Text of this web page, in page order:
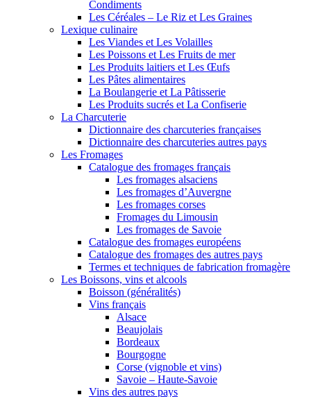
Condiments
Les Céréales – Le Riz et Les Graines
Lexique culinaire
Les Viandes et Les Volailles
Les Poissons et Les Fruits de mer
Les Produits laitiers et Les Œufs
Les Pâtes alimentaires
La Boulangerie et La Pâtisserie
Les Produits sucrés et La Confiserie
La Charcuterie
Dictionnaire des charcuteries françaises
Dictionnaire des charcuteries autres pays
Les Fromages
Catalogue des fromages français
Les fromages alsaciens
Les fromages d’Auvergne
Les fromages corses
Fromages du Limousin
Les fromages de Savoie
Catalogue des fromages européens
Catalogue des fromages des autres pays
Termes et techniques de fabrication fromagère
Les Boissons, vins et alcools
Boisson (généralités)
Vins français
Alsace
Beaujolais
Bordeaux
Bourgogne
Corse (vignoble et vins)
Savoie – Haute-Savoie
Vins des autres pays